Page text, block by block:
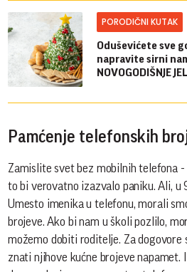
PORODIČNI KUTAK
Oduševićete sve
napravite sirni
NOVOGODIŠNJE
Pamćenje telefonskih
Zamislite svet bez mobilnih telefona
to bi verovatno izazvalo paniku. Ali,
Umesto imenika u telefonu, morali
brojeve. Ako bi nam u školi pozlilo,
možemo dobiti roditelje. Za dogovore
znati njihove kućne brojeve napamet.